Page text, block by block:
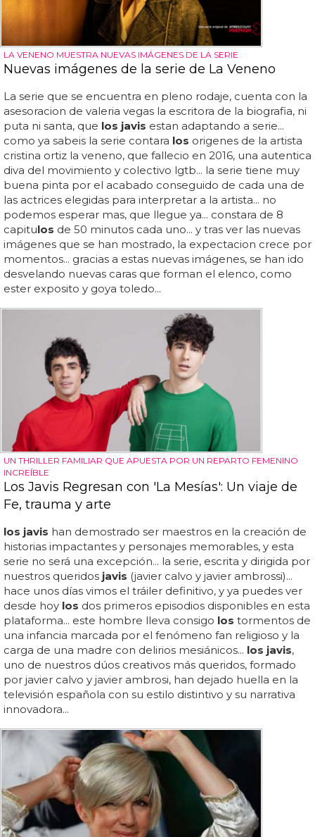
LA VENENO MUESTRA NUEVAS IMÁGENES DE LA SERIE
Nuevas imágenes de la serie de La Veneno
La serie que se encuentra en pleno rodaje, cuenta con la
asesoracion de valeria vegas la escritora de la biografia, ni
puta ni santa, que los javis estan adaptando a serie...
como ya sabeis la serie contara los origenes de la artista
cristina ortiz la veneno, que fallecio en 2016, una autentica
diva del movimiento y colectivo lgtb... la serie tiene muy
buena pinta por el acabado conseguido de cada una de
las actrices elegidas para interpretar a la artista... no
podemos esperar mas, que llegue ya... constara de 8
capitulos de 50 minutos cada uno... y tras ver las nuevas
imágenes que se han mostrado, la expectacion crece por
momentos... gracias a estas nuevas imágenes, se han ido
desvelando nuevas caras que forman el elenco, como
ester exposito y goya toledo...
UN THRILLER FAMILIAR QUE APUESTA POR UN REPARTO FEMENINO
INCREÍBLE
Los Javis Regresan con 'La Mesías': Un viaje de
Fe, trauma y arte
los javis han demostrado ser maestros en la creación de
historias impactantes y personajes memorables, y esta
serie no será una excepción... la serie, escrita y dirigida por
nuestros queridos javis (javier calvo y javier ambrossi)...
hace unos días vimos el tráiler definitivo, y ya puedes ver
desde hoy los dos primeros episodios disponibles en esta
plataforma... este hombre lleva consigo los tormentos de
una infancia marcada por el fenómeno fan religioso y la
carga de una madre con delirios mesiánicos... los javis,
uno de nuestros dúos creativos más queridos, formado
por javier calvo y javier ambrosi, han dejado huella en la
televisión española con su estilo distintivo y su narrativa
innovadora...